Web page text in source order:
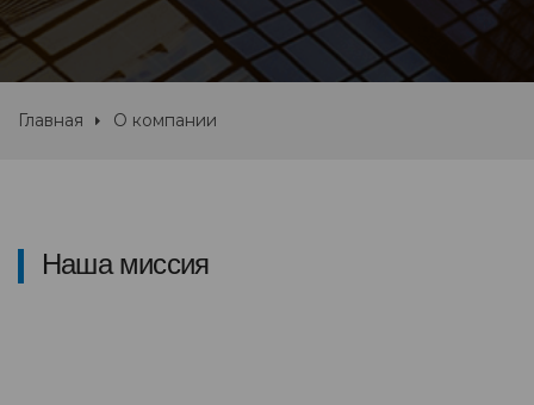
Главная О компании
Наша миссия